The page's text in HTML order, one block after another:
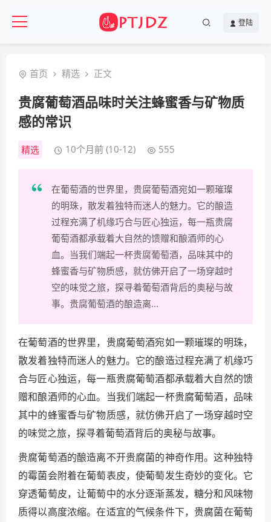
登陆
首页 精选 正文
贵腐葡萄酒品味时关注蜂蜜香与矿物质
感的常识
精选 10个月前 (10-12) 555
在葡萄酒的世界里，贵腐葡萄酒宛如一颗璀璨
的明珠，散发着独特而迷人的魅力。它的酿造
过程充满了机缘巧合与匠心独运，每一瓶贵腐
葡萄酒都承载着大自然的馈赠和酿酒师的心
血。当我们端起一杯贵腐葡萄酒，品味其中的
蜂蜜香与矿物质感，就仿佛开启了一场穿越时
空的味觉之旅，探寻着葡萄酒背后的奥秘与故
事。贵腐葡萄酒的酿造离...
在葡萄酒的世界里，贵腐葡萄酒宛如一颗璀璨的明珠，
散发着独特而迷人的魅力。它的酿造过程充满了机缘巧
合与匠心独运，每一瓶贵腐葡萄酒都承载着大自然的馈
赠和酿酒师的心血。当我们端起一杯贵腐葡萄酒，品味
其中的蜂蜜香与矿物质感，就仿佛开启了一场穿越时空
的味觉之旅，探寻着葡萄酒背后的奥秘与故事。
贵腐葡萄酒的酿造离不开贵腐菌的神奇作用。这种独特
的霉菌会附着在葡萄表皮，使葡萄发生奇妙的变化。它
穿透葡萄皮，让葡萄中的水分逐渐蒸发，糖分和风味物
质得以高度浓缩。在适宜的气候条件下，贵腐菌在葡萄